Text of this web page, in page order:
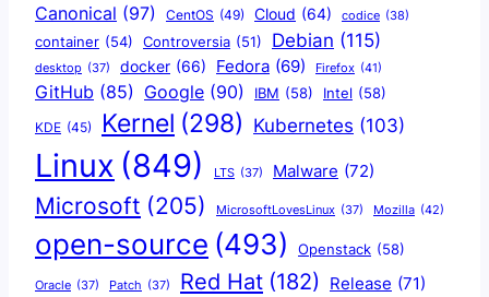
Canonical (97) CentOS (49) Cloud (64) codice (38)
container (54) Controversia (51) Debian (115)
desktop (37) docker (66) Fedora (69) Firefox (41)
GitHub (85) Google (90) IBM (58) Intel (58)
KDE (45) Kernel (298) Kubernetes (103)
Linux (849) LTS (37) Malware (72)
Microsoft (205) MicrosoftLovesLinux (37) Mozilla (42)
open-source (493) Openstack (58)
Oracle (37) Patch (37) Red Hat (182) Release (71)